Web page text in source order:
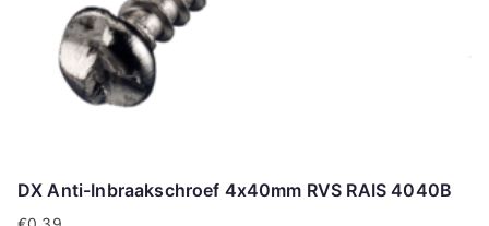
DX Anti-Inbraakschroef 4x40mm RVS RAIS 4040B